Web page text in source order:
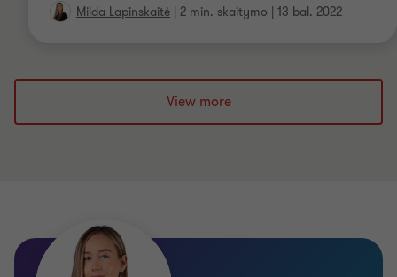
Milda Lapinskaitė 2 min. skaitymo 13 bal. 2022
View more